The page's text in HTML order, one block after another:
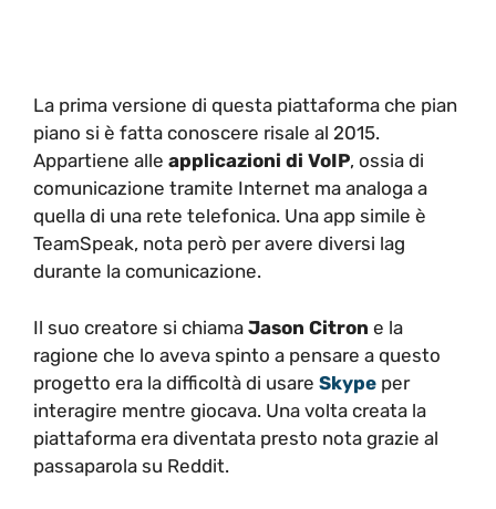
La prima versione di questa piattaforma che pian
piano si è fatta conoscere risale al 2015.
Appartiene alle applicazioni di VoIP, ossia di
comunicazione tramite Internet ma analoga a
quella di una rete telefonica. Una app simile è
TeamSpeak, nota però per avere diversi lag
durante la comunicazione.
Il suo creatore si chiama Jason Citron e la
ragione che lo aveva spinto a pensare a questo
progetto era la difficoltà di usare Skype per
interagire mentre giocava. Una volta creata la
piattaforma era diventata presto nota grazie al
passaparola su Reddit.